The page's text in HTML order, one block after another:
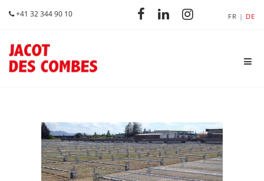
+41 32 344 90 10 FR DE